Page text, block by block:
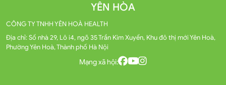
YÊN HÒA
CÔNG TY TNHH YÊN HOÀ HEALTH
Địa chỉ: Số nhà 29, Lô i4, ngõ 35 Trần Kim Xuyến, Khu đô thị mới Yên Hoà,
Phường Yên Hoà, Thành phố Hà Nội
Mạng xã hội: